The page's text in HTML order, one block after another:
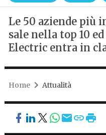
Le 50 aziende più
sale nella top 10
Electric entra in
Home Attualità